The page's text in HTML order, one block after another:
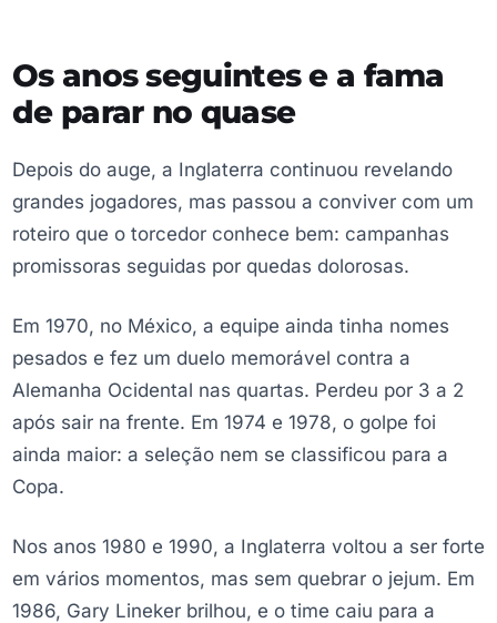
Os anos seguintes e a fama
de parar no quase
Depois do auge, a Inglaterra continuou revelando
grandes jogadores, mas passou a conviver com um
roteiro que o torcedor conhece bem: campanhas
promissoras seguidas por quedas dolorosas.
Em 1970, no México, a equipe ainda tinha nomes
pesados e fez um duelo memorável contra a
Alemanha Ocidental nas quartas. Perdeu por 3 a 2
após sair na frente. Em 1974 e 1978, o golpe foi
ainda maior: a seleção nem se classificou para a
Copa.
Nos anos 1980 e 1990, a Inglaterra voltou a ser forte
em vários momentos, mas sem quebrar o jejum. Em
1986, Gary Lineker brilhou, e o time caiu para a